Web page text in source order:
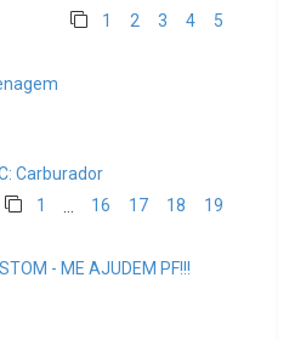
1 2 3 4 5
Carburador
1 16 17 18 19
- ME AJUDEM PF!!!